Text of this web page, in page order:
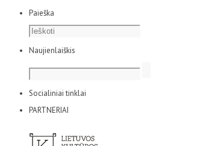
Paieška
Naujienlaiškis
Socialiniai tinklai
PARTNERIAI